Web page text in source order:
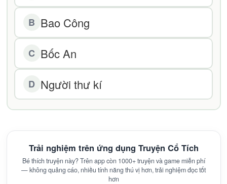
B Bao Công
C Bốc An
D Người thư kí
Trải nghiệm trên ứng dụng Truyện Cổ Tích
Bé thích truyện này? Trên app còn 1000+ truyện và game miễn phí
— không quảng cáo, nhiều tính năng thú vị hơn, trải nghiệm đọc tốt
hơn